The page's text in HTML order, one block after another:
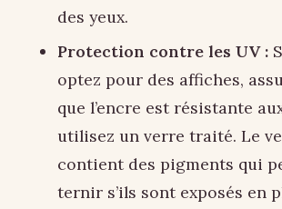
des yeux.
Protection contre les UV :
optez pour des affiches,
que l’encre est résistante
utilisez un verre traité. Le
contient des pigments qui
ternir s’ils sont exposés en